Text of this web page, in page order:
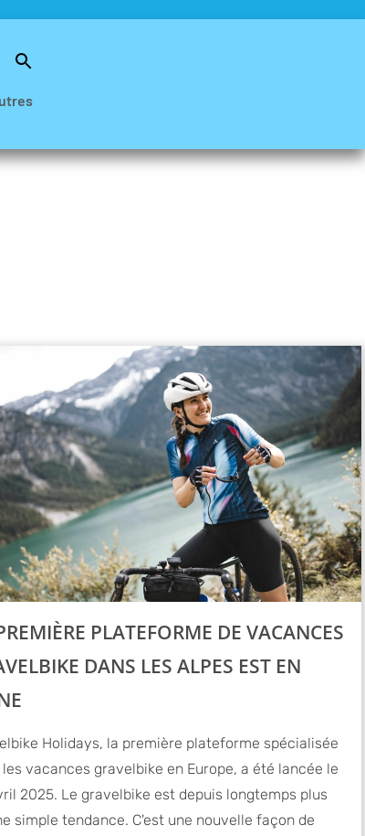
PLATEFORME DE VACANCES
DANS LES ALPES EST EN
Holidays, la première plateforme spécialisée
les vacances gravelbike en Europe, a été lancée le
2025. Le gravelbike est depuis longtemps plus
simple tendance. C'est une nouvelle façon de